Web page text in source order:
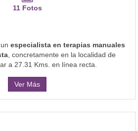
11 Fotos
especialista en terapias manuales
, concretamente en la localidad de
a 27.31 Kms. en línea recta.
Ver Más